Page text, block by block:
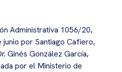
Administrativa 1056/20,
por Santiago Cafiero,
Ginés González García,
por el Ministerio de